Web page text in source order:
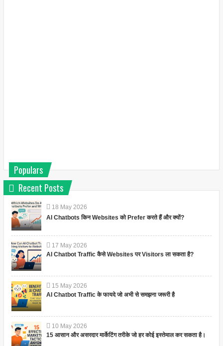
Populars
Recent Posts
18 May 2026
AI Chatbots किन Websites को Prefer करते हैं और क्यों?
17 May 2026
AI Chatbot Traffic कैसे Websites पर Visitors ला सकता है?
15 May 2026
AI Chatbot Traffic के फायदे जो अभी से समझना जरूरी है
10 May 2026
15 आसान और असरदार मार्केटिंग तरीके जो हर कोई इस्तेमाल कर सकता है।